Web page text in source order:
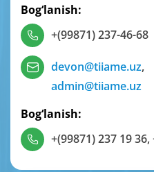
Bog‘lanish:
+(99871) 237-46-68
devon@tiiame.uz,
admin@tiiame.uz
Bog‘lanish:
+(99871) 237 19 36,